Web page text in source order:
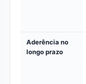
Aderência no
longo prazo